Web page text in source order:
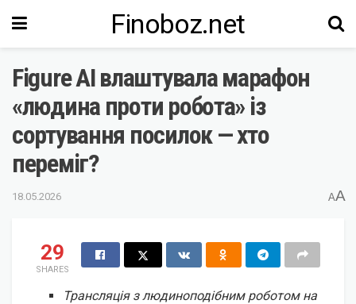
Finoboz.net
Figure AI влаштувала марафон
«людина проти робота» із
сортування посилок — хто
переміг?
18.05.2026 AA
29
SHARES
Трансляція з людиноподібним роботом на